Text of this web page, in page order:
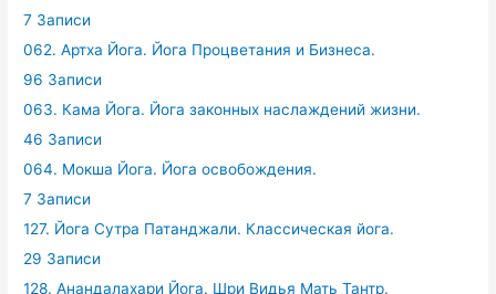
7 Записи
062. Артха Йога. Йога Процветания и Бизнеса.
96 Записи
063. Кама Йога. Йога законных наслаждений жизни.
46 Записи
064. Мокша Йога. Йога освобождения.
7 Записи
127. Йога Сутра Патанджали. Классическая йога.
29 Записи
128. Анандалахари Йога. Шри Видья Мать Тантр.